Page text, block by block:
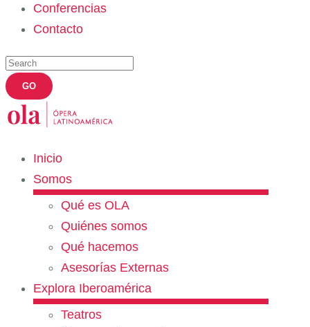
Conferencias
Contacto
Inicio
Somos
Qué es OLA
Quiénes somos
Qué hacemos
Asesorías Externas
Explora Iberoamérica
Teatros